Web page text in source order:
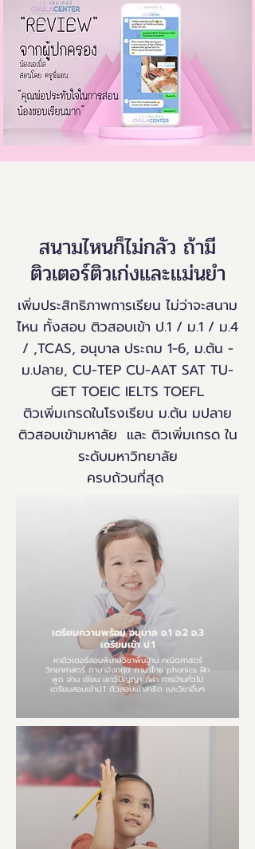
สนามไหนก็ไม่กลัว ถ้ามี
ติวเตอร์ติวเก่งและแม่นยำ
เพิ่มประสิทธิภาพการเรียน ไม่ว่าจะสนาม
ไหน ทั้งสอบ ติวสอบเข้า ป.1 / ม.1 / ม.4
/ ,TCAS, อนุบาล ประถม 1-6, ม.ต้น -
ม.ปลาย, CU-TEP CU-AAT SAT TU-
GET TOEIC IELTS TOEFL
ติวเพิ่มเกรดในโรงเรียน ม.ต้น มปลาย
ติวสอบเข้ามหาลัย และ ติวเพิ่มเกรด ใน
ระดับมหาวิทยาลัย
ครบถ้วนที่สุด
เตรียมความพร้อม อนุบาล อ.1 อ.2 อ.3
เตรียมเข้า ป.1
หาติวเตอร์สอนพิเศษวิชาพื้นฐาน คณิตศาสตร์
วิทยาศาสตร์ ภาษาอังกฤษ ภาษาไทย phonics ฝึก
พูด อ่าน เขียน เชาว์ปัญญา กีฬา การบ้านทั่วไป
เตรียมสอบเข้าป.1 ติวสอบเข้าสาธิต เเละวิชาอื่นๆ